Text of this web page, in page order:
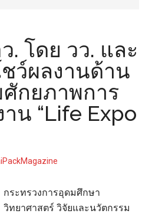
. โดย วว. และ
ว์ผลงานด้าน
กยภาพการ
น “Life Expo
กระทรวงการอุดมศึกษา
วิทยาศาสตร์ วิจัยและนวัตกรรม